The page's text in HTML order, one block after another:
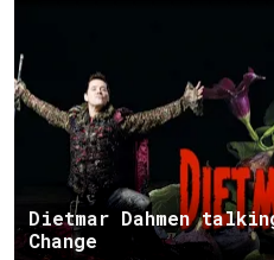
Dietmar Dahmen
Change